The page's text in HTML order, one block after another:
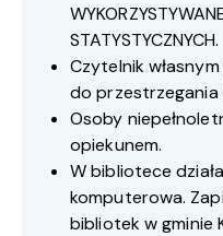
STATYSTYCZNYCH.
Czytelnik
do przestrzegania
Osoby
opiekunem.
W bibliotece
komputerowa.
bibliotek w gminie